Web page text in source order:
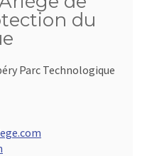
du
Parc Technologique